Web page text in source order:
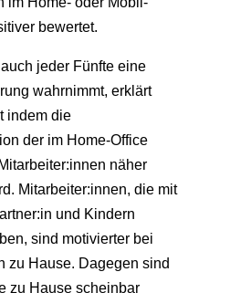
bewertet.
jeder Fünfte eine
wahrnimmt, erklärt
indem die
der im Home-Office
näher
Mitarbeiter:innen, die mit
und Kindern
sind motivierter bei
zu Hause. Dagegen sind
zu Hause scheinbar